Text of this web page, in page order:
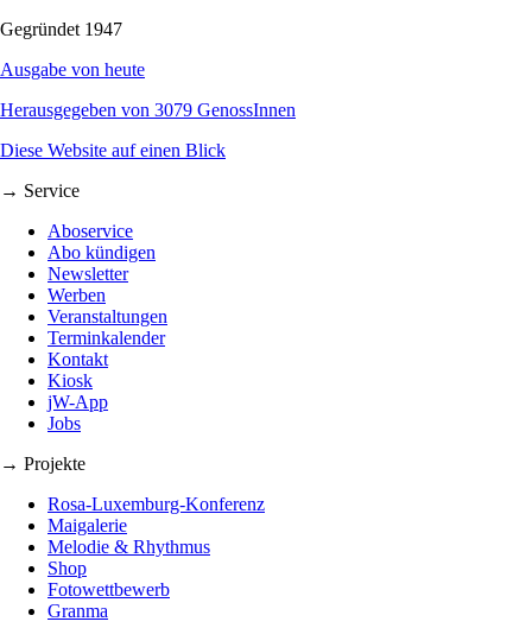
Gegründet 1947
Ausgabe von heute
Herausgegeben von 3079 GenossInnen
Diese Website auf einen Blick
→ Service
Aboservice
Abo kündigen
Newsletter
Werben
Veranstaltungen
Terminkalender
Kontakt
Kiosk
jW-App
Jobs
→ Projekte
Rosa-Luxemburg-Konferenz
Maigalerie
Melodie & Rhythmus
Shop
Fotowettbewerb
Granma